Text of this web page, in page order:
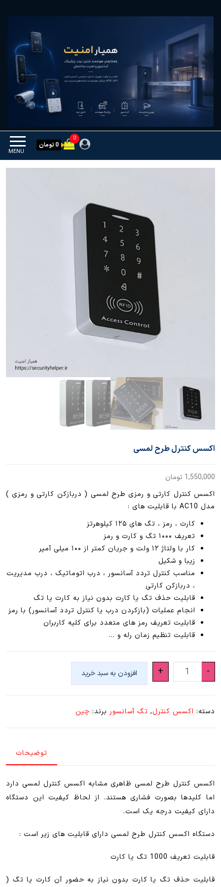
همیار امنیت
MENU
0
0 تومان
اکسس کنترل طرح لمسی
1,550,000 تومان
اکسس کنترل کارتی و رمزی طرح لمسی ( دربازکن کارتی و رمزی )
مدل AC10 با قابلیت های :
کارت ، رمز ، تگ های ۱۲۵ کیلوهرتز
تعریف ۱۰۰۰ تگ و کارت و رمز
کار با ولتاژ ۱۲ ولت و جریان کمتر از ۱۰۰ میلی آمپر
زیبا و شکیل
مناسب کنترل تردد آسانسور ، درب اتوماتیک ، درب مدیریت
، دربازکن کارتی
قابلیت حذف تگ یا کارت بدون نیاز به کارت یا تگ
انجام عملیات (بازکردن درب یا کنترل تردد آسانسور) با رمز
قابلیت تعریف رمز های متعدد برای کلیه کاربران
قابلیت تنظیم زمان رله و …
-
اکسس
کنترل
+ افزودن به سبد خرید
دسته: اکسس کنترل, تگ آسانسور برند: چین
توضیحات
اکسس کنترل طرح لمسی ظاهری مشابه اکسس کنترل لمسی دارد
اما کلیدها بصورت فشاری هستند. از لحاظ کیفیت این دستگاه
دارای کیفیت درجه یک است.
دستگاه اکسس کنترل طرح لمسی دارای قابلیت های زیر است :
قابلیت تعریف 1000 تگ یا کارت
قابلیت حذف تگ یا کارت بدون نیاز به حضور آن کارت یا تگ (